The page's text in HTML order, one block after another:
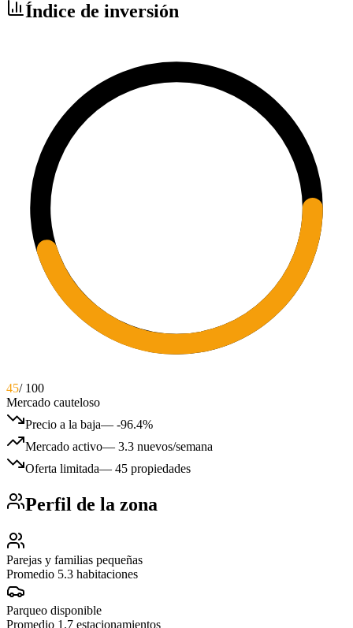
Índice de inversión
45/ 100
Mercado cauteloso
Precio a la baja— -96.4%
Mercado activo— 3.3 nuevos/semana
Oferta limitada— 45 propiedades
Perfil de la zona
Parejas y familias pequeñas
Promedio 5.3 habitaciones
Parqueo disponible
Promedio 1.7 estacionamientos